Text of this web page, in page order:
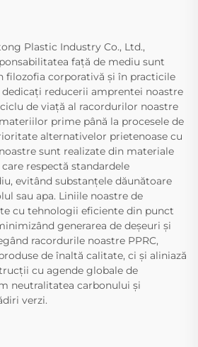
Plastic Industry Co., Ltd.,
față de mediu sunt
filozofia corporativă și în practicile
reducerii amprentei noastre
de viață al racordurilor noastre
prime până la procesele de
alternativelor prietenoase cu
sunt realizate din materiale
respectă standardele
evitând substanțele dăunătoare
sau apa. Liniile noastre de
cu tehnologii eficiente din punct
generarea de deșeuri și
racordurile noastre PPRC,
de înaltă calitate, ci și aliniază
cu agende globale de
neutralitatea carbonului și
verzi.